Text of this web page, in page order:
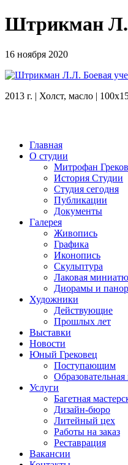
Штрикман
16 ноября 2020
2013 г. | Холст, масло |
Главная
О студии
Митрофан Греков
История Студии
Студия сегодня
Публикации
Документы
Галерея
Живопись
Графика
Иконопись
Скульптура
Лаковая
Диорамы и
Художники
Действующие
Прошлых лет
Выставки
Новости
Юный Грековец
Поступающим
Услуги
Багетная
Дизайн-бюро
Литейный цех
Работы на заказ
Реставрация
Вакансии